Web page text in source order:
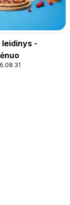
leidinys -